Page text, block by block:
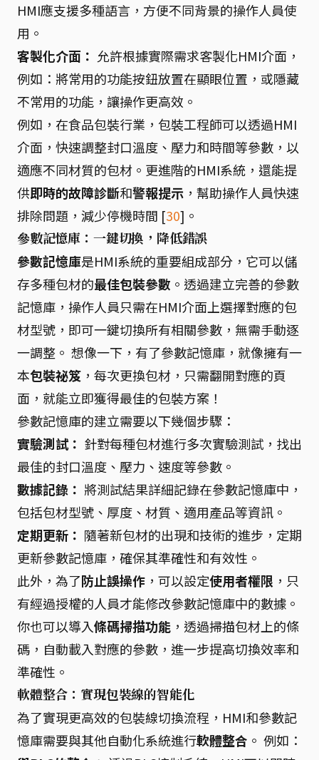
HMI應支援多種語言，方便不同背景的操作人員使
用。
客製化介面： 允許根據實際需求客製化HMI介面，
例如：將常用的功能按鈕放置在顯眼位置，或隱藏
不常用的功能，讓操作更高效。
例如，在食品包裝行業，包裝工程師可以透過HMI
介面，快速調整封口溫度、壓力和時間等參數，以
適應不同材質的包材。更進階的HMI系統，還能提
供即時的故障診斷和警報提示 ，幫助操作人員快速
排除問題，減少停機時間 [30]。
參數記憶庫：一鍵切換，降低錯誤
參數記憶庫是HMI系統的重要組成部分，它可以儲
存多種包材的最佳包裝參數 。透過建立完善的參數
記憶庫，操作人員只需在HMI介面上選擇對應的包
材型號，即可一鍵切換所有相關參數，無需手動逐
一調整。 想像一下，有了參數記憶庫，就像擁有一
本包裝祕笈 ，每次更換包材，只需翻開對應的頁
面，就能立即獲得最佳的包裝方案！
參數記憶庫的建立需要以下幾個步驟：
實驗測試： 針對每種包材進行多次實驗測試，找出
最佳的封口溫度、壓力、速度等參數。
數據記錄： 將測試結果詳細記錄在參數記憶庫中，
包括包材型號、厚度、材質、適用產品等資訊。
定期更新： 隨著新包材的出現和技術的進步，定期
更新參數記憶庫，確保其準確性和有效性。
此外，為了防止誤操作 ，可以設定使用者權限 ，只
有經過授權的人員才能修改參數記憶庫中的數據。
你也可以導入條碼掃描功能 ，透過掃描包材上的條
碼，自動載入對應的參數，進一步提高切換效率和
準確性。
軟體整合：實現包裝線的智能化
為了實現更高效的包裝線切換流程，HMI和參數記
憶庫需要與其他自動化系統進行軟體整合 。 例如：